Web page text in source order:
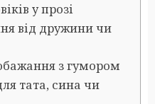
у прозі
від дружини чи
з гумором
тата, сина чи